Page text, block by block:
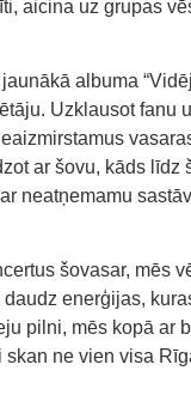
aicina uz grupas
albuma
Uzklausot fanu
ar šovu, kāds līdz
neatņemamu
šovasar, mēs
enerģijas,
pilni, mēs kopā ar
ne vien visa